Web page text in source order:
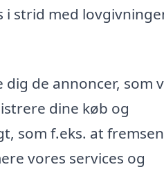
i strid med
de annoncer, som
dine køb og
som f.eks. at
vores services og